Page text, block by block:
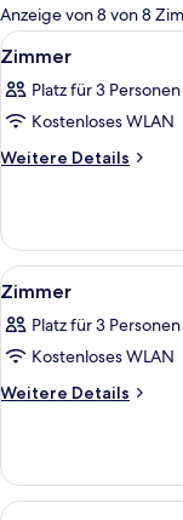
für
Zimmer
Anzeige von 8 von 8
Alle
Fotos
für
Zimmer
anzeigen
3
Zimmer
Platz für 3 Personen
Kostenloses WLAN
Weitere Details
Weitere
Alle
Fotos
für
Zimmer
anzeigen
4
Zimmer
Platz für 3 Personen
Kostenloses WLAN
Weitere Details
Weitere
Alle